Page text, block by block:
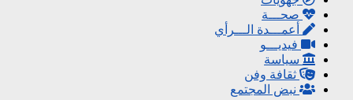
صحـــة
أعمـــدة الـــرأي
فيديـــو
سياسة
ثقافة وفن
نبض المجتمع